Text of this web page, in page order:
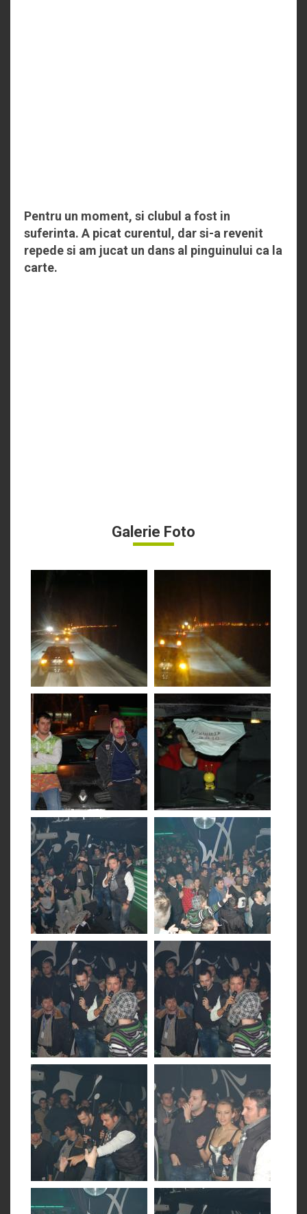
Pentru un moment, si clubul a fost in
suferinta. A picat curentul, dar si-a revenit
repede si am jucat un dans al pinguinului ca la
carte.
Galerie Foto